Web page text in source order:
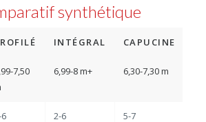
synthétique
INTÉGRAL CAPUCINE
7,50
6,99-8 m+ 6,30-7,30 m
2-6 5-7